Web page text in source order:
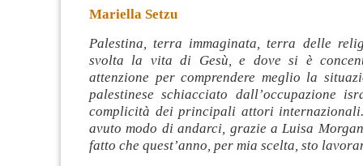
Mariella Setzu
Palestina, terra immaginata, terra delle
svolta la vita di Gesù, e dove si è
attenzione per comprendere meglio la
palestinese schiacciato dall’occupazione
complicità dei principali attori
avuto modo di andarci, grazie a Luisa
fatto che quest’anno, per mia scelta, sto